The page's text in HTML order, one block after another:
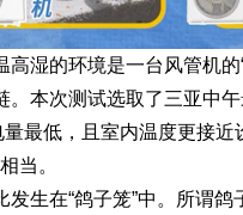
高湿的环境是一台风管机
。本次测试选取了三亚
最低，且室内温度更接
当。
发生在“鸽子笼”中。所谓